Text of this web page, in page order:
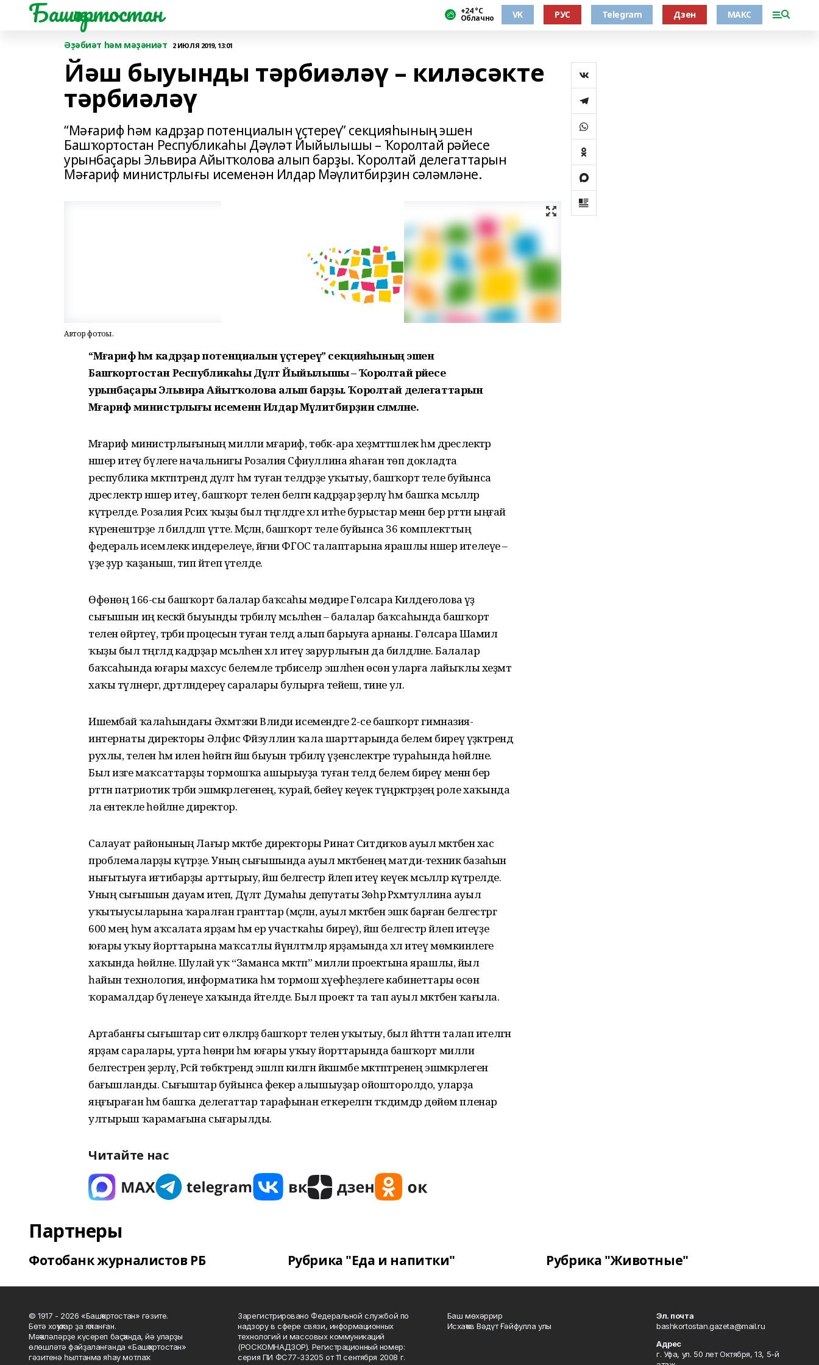
Башҡортостан +24 °С
Облачно VK РУС Telegram Дзен МАКС
Әҙәбиәт һәм мәҙәниәт 2 ИЮЛЯ 2019, 13:01
Йәш быуынды тәрбиәләү – киләсәкте
тәрбиәләү
“Мәғариф һәм кадрҙар потенциалын үҫтереү” секцияһының эшен
Башҡортостан Республикаһы Дәүләт Йыйылышы – Ҡоролтай рәйесе
урынбаҫары Эльвира Айытҡолова алып барҙы. Ҡоролтай делегаттарын
Мәғариф министрлығы исеменән Илдар Мәүлитбирҙин сәләмләне.
Автор фотоһы.
“Мәғариф һәм кадрҙар потенциалын үҫтереү” секцияһының эшен
Башҡортостан Республикаһы Дәүләт Йыйылышы – Ҡоролтай рәйесе
урынбаҫары Эльвира Айытҡолова алып барҙы. Ҡоролтай делегаттарын
Мәғариф министрлығы исеменән Илдар Мәүлитбирҙин сәләмләне.
Мәғариф министрлығының милли мәғариф, төбәк-ара хеҙмәттәшлек һәм дәреслектәр
нәшер итеү бүлеге начальнигы Розалия Сәфиуллина яһаған төп докладта
республика мәктәптәрендә дәүләт һәм туған телдәрҙе уҡытыу, башҡорт теле буйынса
дәреслектәр нәшер итеү, башҡорт телен белгән кадрҙар әҙерләү һәм башҡа мәсьәләләр
күтәрелде. Розалия Рәсих ҡыҙы был тәңгәлдәге хәл итәһе бурыстар менән бер рәттән ыңғай
күренештәрҙе лә билдәләп үтте. Мәҫәлән, башҡорт теле буйынса 36 комплекттың
федераль исемлеккә индерелеүе, йәғни ФГОС талаптарына ярашлы нәшер ителеүе –
үҙе ҙур ҡаҙаныш, тип әйтеп үтелде.
Өфөнөң 166-сы башҡорт балалар баҡсаһы мөдире Гөлсара Килдеғолова үҙ
сығышын иң кескәй быуынды тәрбиәләү мәсьәләһенә – балалар баҡсаһында башҡорт
телен өйрәтеү, тәрбиә процесын туған телдә алып барыуға арнаны. Гөлсара Шамил
ҡыҙы был тәңгәлдә кадрҙар мәсьәләһен хәл итеү зарурлығын да билдәләне. Балалар
баҡсаһында юғары махсус белемле тәрбиәселәр эшләһен өсөн уларға лайыҡлы хеҙмәт
хаҡы түләнергә, дәртләндереү саралары булырға тейеш, тине ул.
Ишембай ҡалаһындағы Әхмәтзәки Вәлиди исемендәге 2-се башҡорт гимназия-
интернаты директоры Әлфис Фәйзуллин ҡала шарттарында белем биреү үҙәктәрендә
рухлы, телен һәм илен һөйгән йәш быуын тәрбиәләү үҙенсәлектәре тураһында һөйләне.
Был изге маҡсаттарҙы тормошҡа ашырыуҙа туған телдә белем биреү менән бер
рәттән патриотик тәрбиә эшмә­кәрлегенең, ҡурай, бейеү кеүек түңәрәк­тәрҙең роле хаҡында
ла ентекле һөйләне директор.
Салауат районының Лағыр мәктәбе директоры Ринат Ситдиҡов ауыл мәктәбенә хас
проблемаларҙы күтәрҙе. Уның сығышында ауыл мәктәбенең матди-техник базаһын
нығытыуға иғтибарҙы арттырыу, йәш белгестәр йәлеп итеү кеүек мәсьәләләр күтәрелде.
Уның сығышын дауам итеп, Дәүләт Думаһы депутаты Зөһрә Рәхмәтуллина ауыл
уҡытыусыларына ҡаралған гранттар (мәҫәлән, ауыл мәктәбенә эшкә барған белгестәргә
600 мең һум аҡсалата ярҙам һәм ер участкаһы биреү), йәш белгестәр йәлеп итеүҙе
юғары уҡыу йорттарына маҡсатлы йүнәлтмәләр ярҙамында хәл итеү мөмкинлеге
хаҡында һөйләне. Шулай уҡ “Заманса мәктәп” милли проектына ярашлы, йыл
һайын технология, информатика һәм тормош хәүефһеҙлеге кабинеттары өсөн
ҡорамалдар бүленеүе хаҡында әйтелде. Был проект та тап ауыл мәктәбенә ҡағыла.
Артабанғы сығыштар сит өлкәләрҙә башҡорт телен уҡытыу, был йәһәттән талап ителгән
ярҙам саралары, урта һөнәри һәм юғары уҡыу йорттарында башҡорт милли
белгестәрен әҙерләү, Рәсәй төбәктәрендә эшләп килгән йәкшәмбе мәктәптәренең эшмәкәрлегенә
бағышланды. Сығыштар буйынса фекер алышыуҙар ойошторолдо, уларҙа
яңғыраған һәм башҡа делегаттар тарафынан еткерелгән тәҡдимдәр дөйөм пленар
ултырыш ҡарамағына сығарылды.
Читайте нас
Партнеры
Фотобанк журналистов РБ Рубрика "Еда и напитки" Рубрика "Животные"
© 1917 - 2026 «Башҡортостан» гәзите.
Бөтә хоҡуҡтар ҙа яҡланған.
Мәҡәләләрҙе күсереп баҫҡанда, йә уларҙы
өлөшләтә файҙаланғанда «Башҡортостан»
гәзитенә һылтанма яһау мотлаҡ.
Зарегистрировано Федеральной службой по
надзору в сфере связи, информационных
технологий и массовых коммуникаций
(РОСКОМНАДЗОР). Регистрационный номер:
серия ПИ ФС77-33205 от 11 сентября 2008 г.
Баш мөхәррир
Исхаҡов Вәдүт Ғәйфулла улы
Эл. почта
bashkortostan.gazeta@mail.ru
Адрес
г. Уфа, ул. 50 лет Октября, 13, 5-й